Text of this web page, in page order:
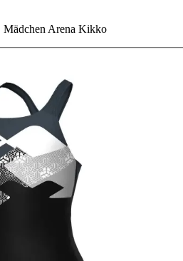
Mädchen Arena Kikko